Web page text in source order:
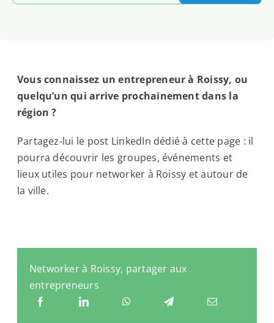
Vous connaissez un entrepreneur à Roissy, ou
quelqu’un qui arrive prochainement dans la
région ?
Partagez-lui le post LinkedIn dédié à cette page : il
pourra découvrir les groupes, événements et
lieux utiles pour networker à Roissy et autour de
la ville.
Networker à Roissy, partager aux
entrepreneurs